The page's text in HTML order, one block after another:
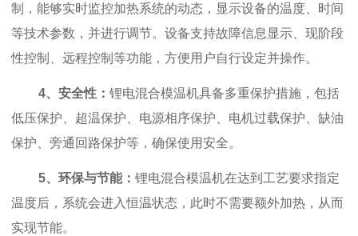
制
，能够实时监控加热系统的动态，显示设备的温度、时间
等技术参数，并进行调节。设备支持故障信息显示、现阶段
性控制、远程控制等功能，方便用户自行设定并操作。
4、安全性： 锂电混合模温机具备多重保护措施，包括
低压保护、超温保护、电源相序保护、电机过载保护、缺油
保护、旁通回路保护等，确保使用安全。
5、环保与节能： 锂电混合模温机在达到工艺要求指定
温度后，系统会进入恒温状态，此时不需要额外加热，从而
实现节能。